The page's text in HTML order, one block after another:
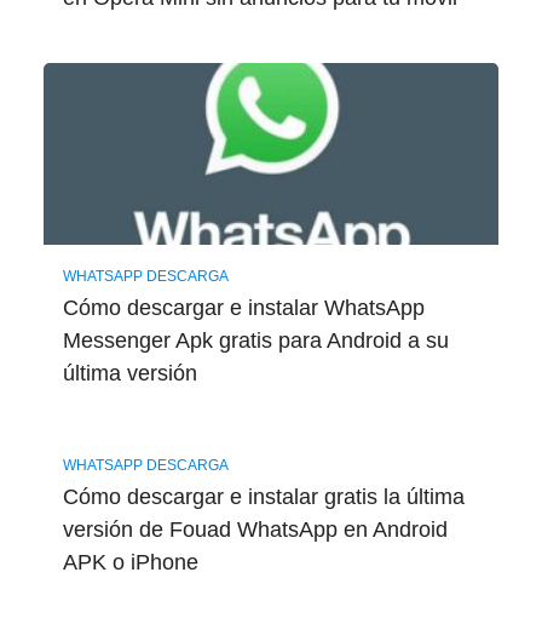
WHATSAPP DESCARGA
Cómo descargar e instalar WhatsApp
Messenger Apk gratis para Android a su
última versión
WHATSAPP DESCARGA
Cómo descargar e instalar gratis la última
versión de Fouad WhatsApp en Android
APK o iPhone